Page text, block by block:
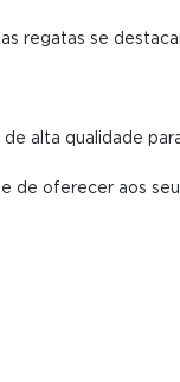
regatas se
alta qualidade
de oferecer aos